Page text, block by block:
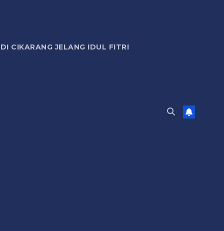
CIKARANG JELANG IDUL FITRI